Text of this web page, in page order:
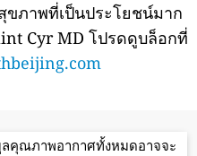
ภาพที่เป็นประโยชน์มาก
Cyr MD โปรดดูบล็อกที่
คุณภาพอากาศทั้งหมดอาจจะ